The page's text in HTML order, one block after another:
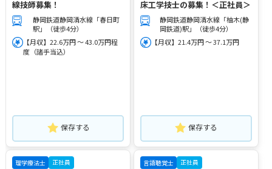
線技師募集！
静岡鉄道静岡清水線「春日町
駅」（徒歩4分）
【月収】22.6万円 ～ 43.0万円程
度（諸手当込）
保存する
床工学技士の募集！＜正社員＞
静岡鉄道静岡清水線「柚木(静
岡鉄道)駅」（徒歩4分）
【月収】21.4万円 ～ 37.1万円
保存する
理学療法士 正社員 言語聴覚士 正社員